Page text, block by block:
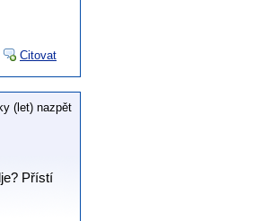
Citovat
(let) nazpět
Přístí